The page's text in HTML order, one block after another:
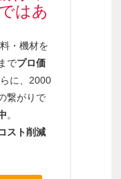
はあ
・機材を
でプロ価
に、2000
繋がりで
。
スト削減